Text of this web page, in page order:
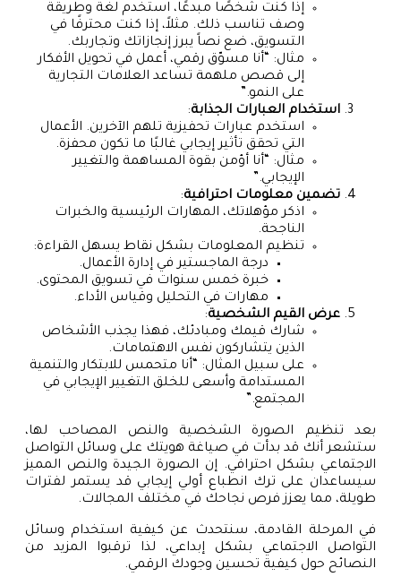
إذا كنت شخصًا مبدعًا، استخدم لغة وطريقة
وصف تناسب ذلك. مثلاً، إذا كنت محترفًا في
التسويق، ضع نصاً يبرز إنجازاتك وتجاربك.
مثال: “أنا مسوّق رقمي، أعمل في تحويل الأفكار
إلى قصص ملهمة تساعد العلامات التجارية
على النمو.”
استخدام العبارات الجذابة:
استخدم عبارات تحفيزية تلهم الآخرين. الأعمال
التي تحقق تأثير إيجابي غالبًا ما تكون محفزة.
مثال: “أنا أؤمن بقوة المساهمة والتغيير
الإيجابي.”
تضمين معلومات احترافية:
اذكر مؤهلاتك، المهارات الرئيسية والخبرات
الناجحة.
تنظيم المعلومات بشكل نقاط يسهل القراءة:
درجة الماجستير في إدارة الأعمال.
خبرة خمس سنوات في تسويق المحتوى.
مهارات في التحليل وقياس الأداء.
عرض القيم الشخصية:
شارك قيمك ومبادئك، فهذا يجذب الأشخاص
الذين يتشاركون نفس الاهتمامات.
على سبيل المثال: “أنا متحمس للابتكار والتنمية
المستدامة وأسعى للخلق التغيير الإيجابي في
المجتمع.”
بعد تنظيم الصورة الشخصية والنص المصاحب لها،
ستشعر أنك قد بدأت في صياغة هويتك على وسائل التواصل
الاجتماعي بشكل احترافي. إن الصورة الجيدة والنص المميز
سيساعدان على ترك انطباع أولي إيجابي قد يستمر لفترات
طويلة، مما يعزز فرص نجاحك في مختلف المجالات.
في المرحلة القادمة، سنتحدث عن كيفية استخدام وسائل
التواصل الاجتماعي بشكل إبداعي، لذا ترقبوا المزيد من
النصائح حول كيفية تحسين وجودك الرقمي.